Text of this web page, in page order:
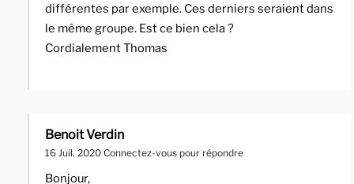
différentes par exemple. Ces derniers seraient dans
le même groupe. Est ce bien cela ?
Cordialement Thomas
Benoit Verdin
16 Juil. 2020 Connectez-vous pour répondre
Bonjour,